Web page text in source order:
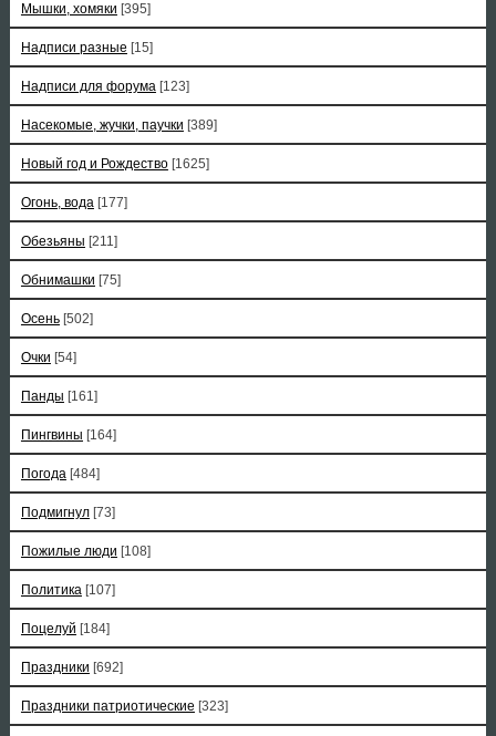
Мышки, хомяки [395]
Надписи разные [15]
Надписи для форума [123]
Насекомые, жучки, паучки [389]
Новый год и Рождество [1625]
Огонь, вода [177]
Обезьяны [211]
Обнимашки [75]
Осень [502]
Очки [54]
Панды [161]
Пингвины [164]
Погода [484]
Подмигнул [73]
Пожилые люди [108]
Политика [107]
Поцелуй [184]
Праздники [692]
Праздники патриотические [323]